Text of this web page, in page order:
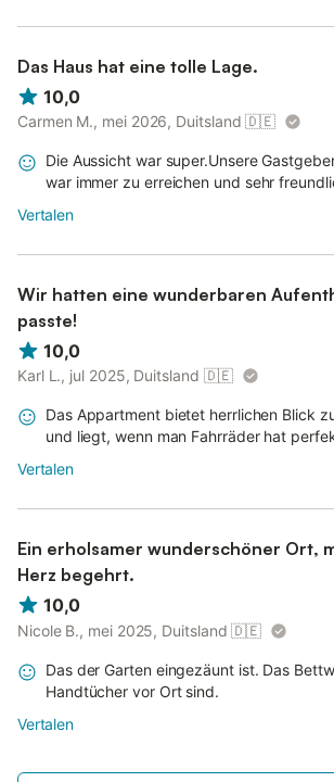
Das Haus hat eine tolle Lage.
10,0
Carmen M., mei 2026, Duitsland 🇩🇪
Die Aussicht war super.Unsere
war immer zu erreichen und sehr
Vertalen
Wir hatten eine wunderbaren
passte!
10,0
Karl L., jul 2025, Duitsland 🇩🇪
Das Appartment bietet herrlichen Blick
und liegt, wenn man Fahrräder hat
Vertalen
Ein erholsamer wunderschöner Ort,
Herz begehrt.
10,0
Nicole B., mei 2025, Duitsland 🇩🇪
Das der Garten eingezäunt ist. Das
Handtücher vor Ort sind.
Vertalen